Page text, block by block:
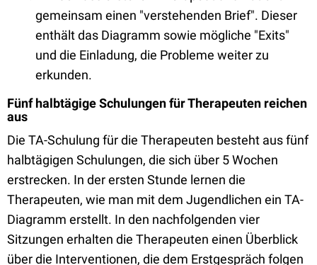
gemeinsam einen "verstehenden Brief". Dieser
enthält das Diagramm sowie mögliche "Exits"
und die Einladung, die Probleme weiter zu
erkunden.
Fünf halbtägige Schulungen für Therapeuten reichen
aus
Die TA-Schulung für die Therapeuten besteht aus fünf
halbtägigen Schulungen, die sich über 5 Wochen
erstrecken. In der ersten Stunde lernen die
Therapeuten, wie man mit dem Jugendlichen ein TA-
Diagramm erstellt. In den nachfolgenden vier
Sitzungen erhalten die Therapeuten einen Überblick
über die Interventionen, die dem Erstgespräch folgen